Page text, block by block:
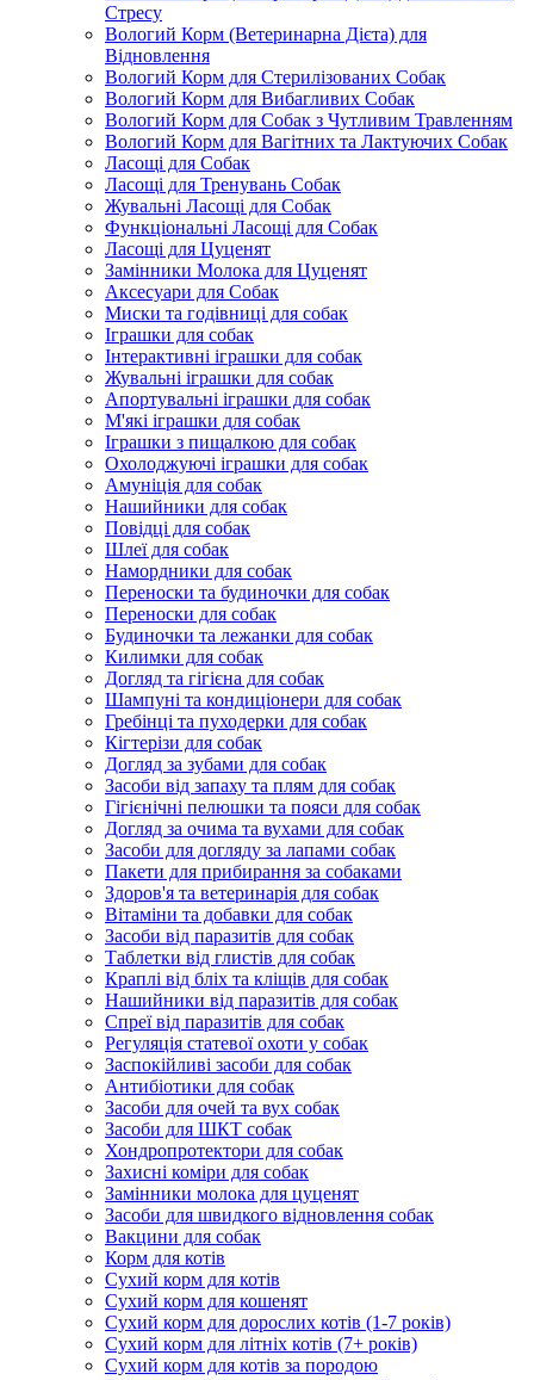
Стресу
Вологий Корм (Ветеринарна Дієта) для
Відновлення
Вологий Корм для Стерилізованих Собак
Вологий Корм для Вибагливих Собак
Вологий Корм для Собак з Чутливим Травленням
Вологий Корм для Вагітних та Лактуючих Собак
Ласощі для Собак
Ласощі для Тренувань Собак
Жувальні Ласощі для Собак
Функціональні Ласощі для Собак
Ласощі для Цуценят
Замінники Молока для Цуценят
Аксесуари для Собак
Миски та годівниці для собак
Іграшки для собак
Інтерактивні іграшки для собак
Жувальні іграшки для собак
Апортувальні іграшки для собак
М'які іграшки для собак
Іграшки з пищалкою для собак
Охолоджуючі іграшки для собак
Амуніція для собак
Нашийники для собак
Повідці для собак
Шлеї для собак
Намордники для собак
Переноски та будиночки для собак
Переноски для собак
Будиночки та лежанки для собак
Килимки для собак
Догляд та гігієна для собак
Шампуні та кондиціонери для собак
Гребінці та пуходерки для собак
Кігтерізи для собак
Догляд за зубами для собак
Засоби від запаху та плям для собак
Гігієнічні пелюшки та пояси для собак
Догляд за очима та вухами для собак
Засоби для догляду за лапами собак
Пакети для прибирання за собаками
Здоров'я та ветеринарія для собак
Вітаміни та добавки для собак
Засоби від паразитів для собак
Таблетки від глистів для собак
Краплі від бліх та кліщів для собак
Нашийники від паразитів для собак
Спреї від паразитів для собак
Регуляція статевої охоти у собак
Заспокійливі засоби для собак
Антибіотики для собак
Засоби для очей та вух собак
Засоби для ШКТ собак
Хондропротектори для собак
Захисні коміри для собак
Замінники молока для цуценят
Засоби для швидкого відновлення собак
Вакцини для собак
Корм для котів
Сухий корм для котів
Сухий корм для кошенят
Сухий корм для дорослих котів (1-7 років)
Сухий корм для літніх котів (7+ років)
Сухий корм для котів за породою